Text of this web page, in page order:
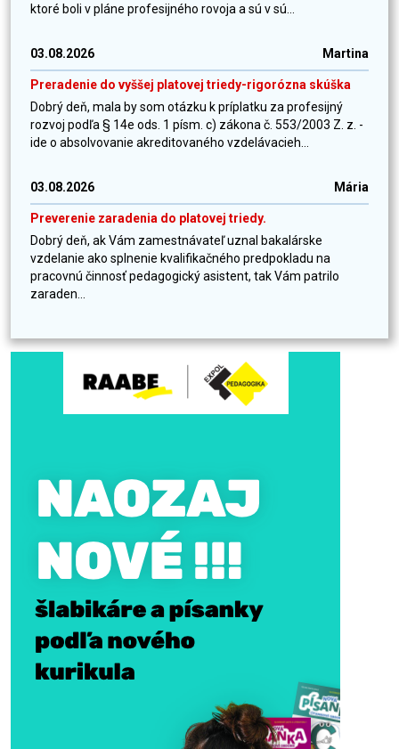
ktoré boli v pláne profesijného rovoja a sú v sú...
03.08.2026 Martina
Preradenie do vyššej platovej triedy-rigorózna skúška
Dobrý deň, mala by som otázku k príplatku za profesijný
rozvoj podľa § 14e ods. 1 písm. c) zákona č. 553/2003 Z. z. -
ide o absolvovanie akreditovaného vzdelávacieh...
03.08.2026 Mária
Preverenie zaradenia do platovej triedy.
Dobrý deň, ak Vám zamestnávateľ uznal bakalárske
vzdelanie ako splnenie kvalifikačného predpokladu na
pracovnú činnosť pedagogický asistent, tak Vám patrilo
zaraden...